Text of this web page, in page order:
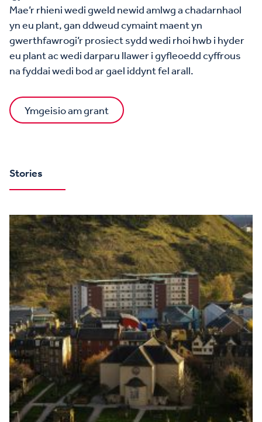
Mae’r rhieni wedi gweld newid amlwg a chadarnhaol
yn eu plant, gan ddweud cymaint maent yn
gwerthfawrogi’r prosiect sydd wedi rhoi hwb i hyder
eu plant ac wedi darparu llawer i gyfleoedd cyffrous
na fyddai wedi bod ar gael iddynt fel arall.
Ymgeisio am grant
Stories